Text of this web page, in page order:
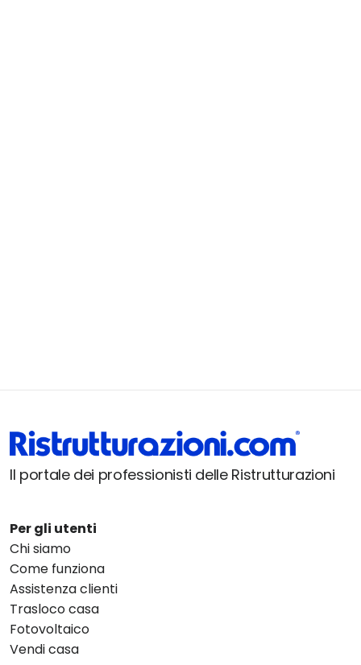
Il portale dei professionisti delle Ristrutturazioni
Per gli utenti
Chi siamo
Come funziona
Assistenza clienti
Trasloco casa
Fotovoltaico
Vendi casa